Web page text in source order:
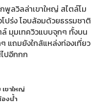
พูลวิลล่าเขาใหญ่ สไตล์โม
ปร่ง โอบล้อมด้วยธรรมชาติ
มุมเทควิวแบบจุกๆ ทั้งบน
แถมยังใกล้แหล่งท่องเที่ยว
ปอีกกก
ขาใหญ่
งน้ำ